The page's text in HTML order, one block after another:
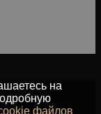
на
файлов